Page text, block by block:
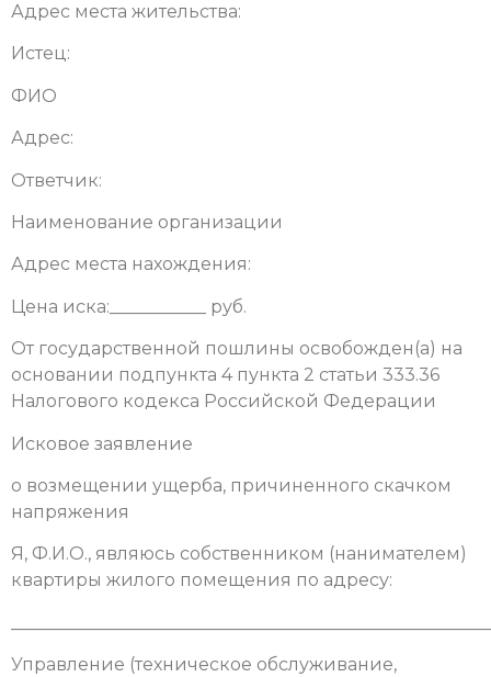
Адрес места жительства:
Истец:
ФИО
Адрес:
Ответчик:
Наименование организации
Адрес места нахождения:
Цена иска:___________ руб.
От государственной пошлины освобожден(а) на
основании подпункта 4 пункта 2 статьи 333.36
Налогового кодекса Российской Федерации
Исковое заявление
о возмещении ущерба, причиненного скачком
напряжения
Я, Ф.И.О., являюсь собственником (нанимателем)
квартиры жилого помещения по адресу:
Управление (техническое обслуживание,